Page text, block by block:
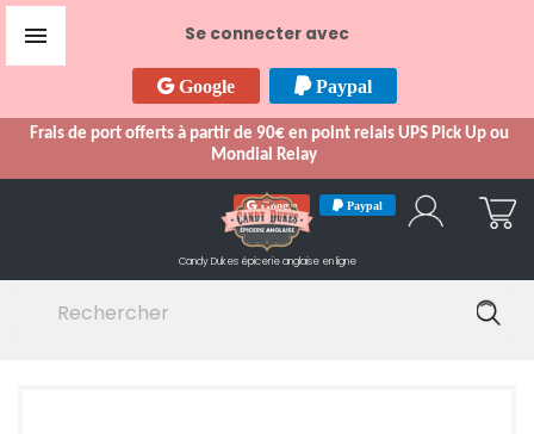
Se connecter avec
Google Paypal
Frais de port offerts à partir de 90€ en point relais UPS Pick Up ou
Mondial Relay

Google Paypal
Candy Dukes épicerie anglaise en ligne